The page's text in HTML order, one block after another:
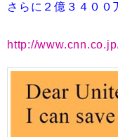
さらに２億３４００
http://